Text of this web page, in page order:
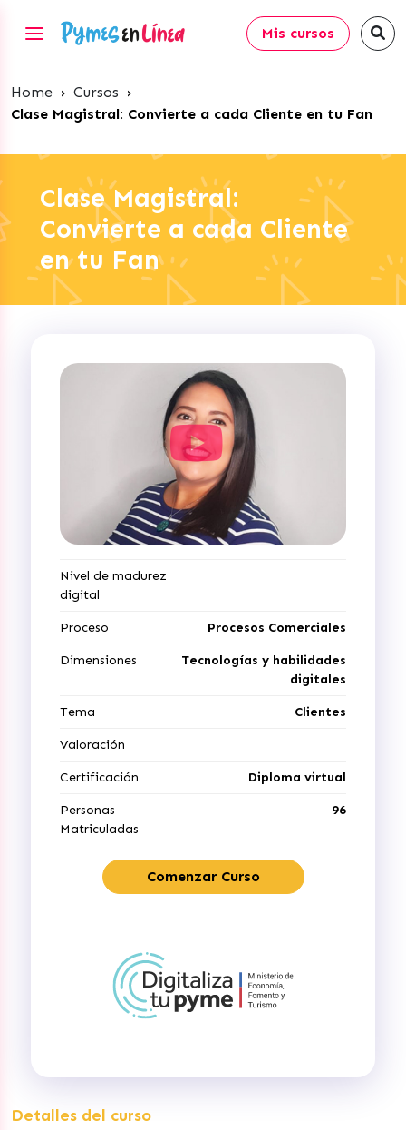
Mis cursos
Home › Cursos ›
Clase Magistral: Convierte a cada Cliente en tu Fan
Clase Magistral:
Convierte a cada Cliente
en tu Fan
Nivel de madurez
digital
Proceso Procesos Comerciales
Dimensiones
Tecnologías y habilidades
digitales
Tema Clientes
Valoración
Certificación Diploma virtual
Personas
Matriculadas
96
Comenzar Curso
Detalles del curso